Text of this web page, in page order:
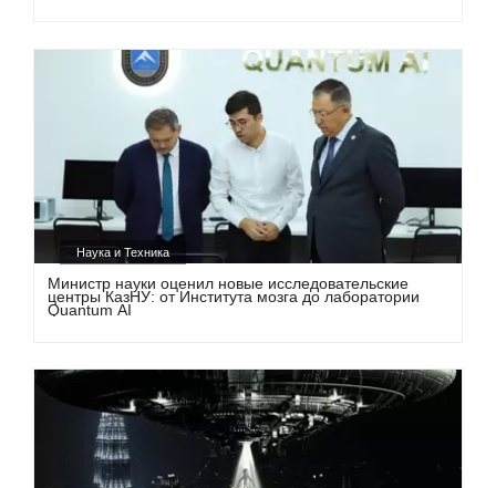
Наука и Техника
Министр науки оценил новые исследовательские
центры КазНУ: от Института мозга до лаборатории
Quantum AI